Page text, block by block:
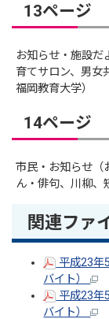
13ページ
お知らせ・施設だ
育てサロン、男女
福岡教育大学）
14ページ
市民・お知らせ（
ん・俳句、川柳、
関連ファ
平成23年
バイト）
平成23年
バイト）